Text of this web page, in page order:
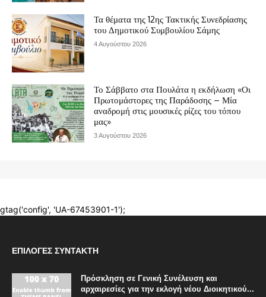
ΕΠΙΛΟΓΈΣ ΣΥΝΤΆΚΤΗ
Πρόσκληση σε Γενική Συνέλευση και
αρχαιρεσίες για την εκλογή νέου Διοικητικού...